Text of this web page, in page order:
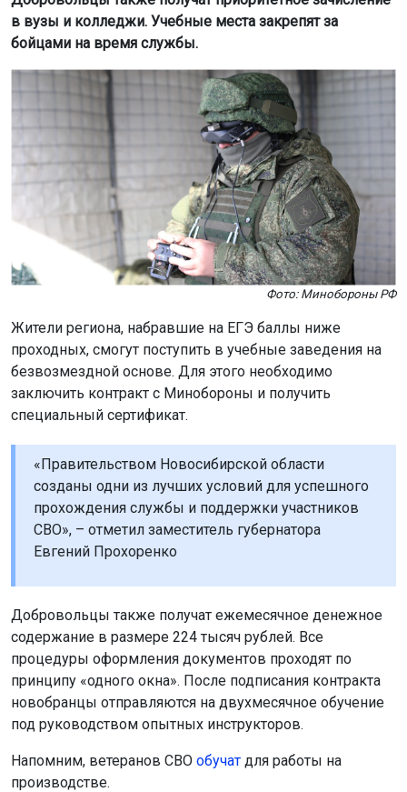
в вузы и колледжи. Учебные места закрепят за
бойцами на время службы.
Фото: Минобороны РФ
Жители региона, набравшие на ЕГЭ баллы ниже
проходных, смогут поступить в учебные заведения на
безвозмездной основе. Для этого необходимо
заключить контракт с Минобороны и получить
специальный сертификат.
«Правительством Новосибирской области
созданы одни из лучших условий для успешного
прохождения службы и поддержки участников
СВО», – отметил заместитель губернатора
Евгений Прохоренко
Добровольцы также получат ежемесячное денежное
содержание в размере 224 тысяч рублей. Все
процедуры оформления документов проходят по
принципу «одного окна». После подписания контракта
новобранцы отправляются на двухмесячное обучение
под руководством опытных инструкторов.
Напомним, ветеранов СВО обучат для работы на
производстве.